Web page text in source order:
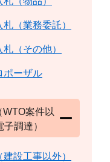
（業務委託）
（その他）
ポーザル
WTO案件以
調達）
設工事以外）